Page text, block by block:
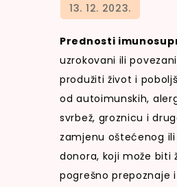
Prednosti
uzrokovani ili
produžiti život i
od autoimunskih,
svrbež, groznicu i
zamjenu oštećenog
donora, koji može biti
pogrešno prepoznaje